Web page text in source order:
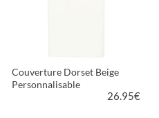
Couverture Dorset Beige
Personnalisable
26.95€